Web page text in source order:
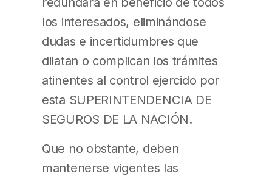
los interesados, eliminándose
dudas e incertidumbres que
dilatan o complican los trámites
atinentes al control ejercido por
esta SUPERINTENDENCIA DE
SEGUROS DE LA NACIÓN.
Que no obstante, deben
mantenerse vigentes las